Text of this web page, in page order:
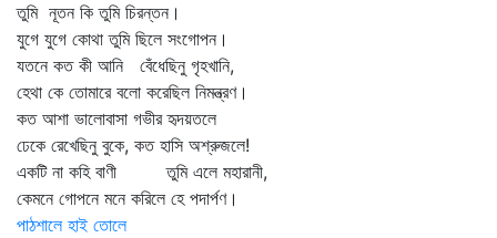
তুমি নূতন কি তুমি চিরন্তন।
যুগে যুগে কোথা তুমি ছিলে সংগোপন।
যতনে কত কী আনি বেঁধেছিনু গৃহখানি,
হেথা কে তোমারে বলো করেছিল নিমন্ত্রণ।
কত আশা ভালোবাসা গভীর হৃদয়তলে
ঢেকে রেখেছিনু বুকে, কত হাসি অশ্রুজলে!
একটি না কহি বাণী তুমি এলে মহারানী,
কেমনে গোপনে মনে করিলে হে পদার্পণ।
পাঠশালে হাই তোলে